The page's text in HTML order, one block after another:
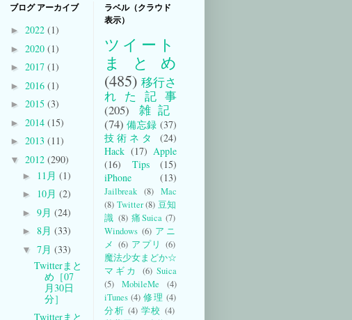
ブログ アーカイブ
► 2022 (1)
► 2020 (1)
► 2017 (1)
► 2016 (1)
► 2015 (3)
► 2014 (15)
► 2013 (11)
▼ 2012 (290)
► 11月 (1)
► 10月 (2)
► 9月 (24)
► 8月 (33)
▼ 7月 (33)
Twitterまと
め［07
月30日
分］
Twitterまと
ラベル（クラウド
表示）
ツイート
まとめ
(485) 移行さ
れた記事
(205)
雑記
(74) 備忘録 (37)
技術ネタ
(24)
Hack (17) Apple
(16)
Tips
(15)
iPhone
(13)
Jailbreak (8) Mac
(8) Twitter (8) 豆知
識 (8) 痛Suica (7)
Windows (6) アニ
メ (6) アプリ (6)
魔法少女まどか☆
マギカ
(6) Suica
(5)
MobileMe
(4)
iTunes (4) 修理 (4)
分析 (4) 学校 (4)